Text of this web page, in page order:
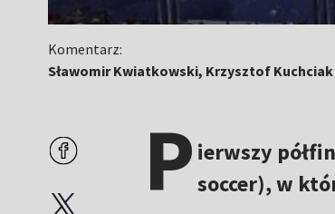
Komentarz:
Sławomir Kwiatkowski, Krzysztof Kuchciak
P ierwszy
soccer), w